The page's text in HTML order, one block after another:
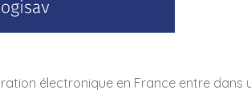
électronique en France entre dans